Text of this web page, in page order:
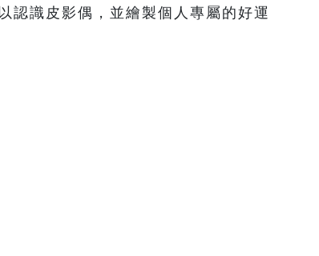
認識皮影偶，並繪製個人專屬的好運